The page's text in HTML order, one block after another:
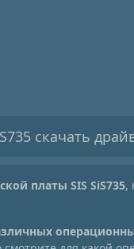
скачать
платы SIS SiS735,